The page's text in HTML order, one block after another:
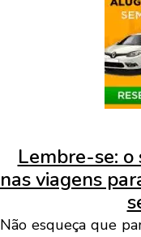
Lembre-se:
nas viagens
Não esqueça que